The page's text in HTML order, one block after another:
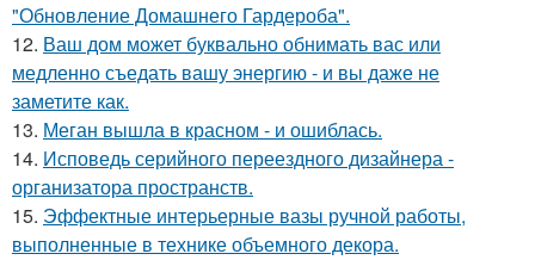
"Обновление Домашнего Гардероба".
12. Ваш дом может буквально обнимать вас или
медленно съедать вашу энергию - и вы даже не
заметите как.
13. Меган вышла в красном - и ошиблась.
14. Исповедь серийного переездного дизайнера -
организатора пространств.
15. Эффектные интерьерные вазы ручной работы,
выполненные в технике объемного декора.